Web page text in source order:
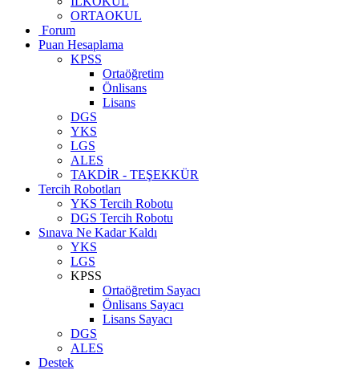
ORTAOKUL
Forum
Puan Hesaplama
KPSS
Ortaöğretim
Önlisans
Lisans
DGS
YKS
LGS
ALES
TAKDİR - TEŞEKKÜR
Tercih Robotları
YKS Tercih Robotu
DGS Tercih Robotu
Sınava Ne Kadar Kaldı
YKS
LGS
KPSS
Ortaöğretim Sayacı
Önlisans Sayacı
Lisans Sayacı
DGS
ALES
Destek